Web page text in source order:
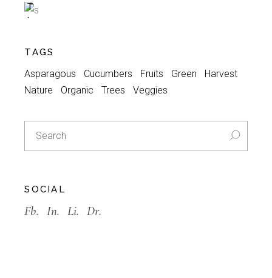
T
I
N
-30%
TAGS
Asparagous Cucumbers Fruits Green
Harvest
Nature
Organic Trees Veggies
Search
for:
SOCIAL
Fb. In. Li. Dr.